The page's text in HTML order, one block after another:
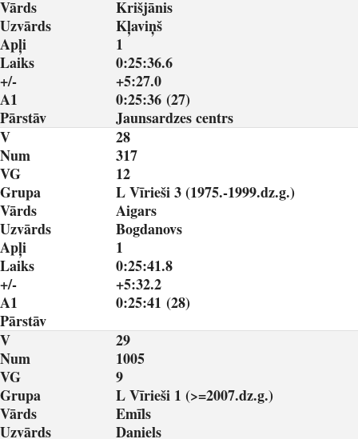
Vārds
Krišjānis
Uzvārds
Kļaviņš
Apļi
1
Laiks
0:25:36.6
+/-
+5:27.0
A1
0:25:36 (27)
Pārstāv
Jaunsardzes centrs
V
28
Num
317
VG
12
Grupa
L Vīrieši 3 (1975.-1999.dz.g.)
Vārds
Aigars
Uzvārds
Bogdanovs
Apļi
1
Laiks
0:25:41.8
+/-
+5:32.2
A1
0:25:41 (28)
Pārstāv
V
29
Num
1005
VG
9
Grupa
L Vīrieši 1 (>=2007.dz.g.)
Vārds
Emīls
Uzvārds
Daniels